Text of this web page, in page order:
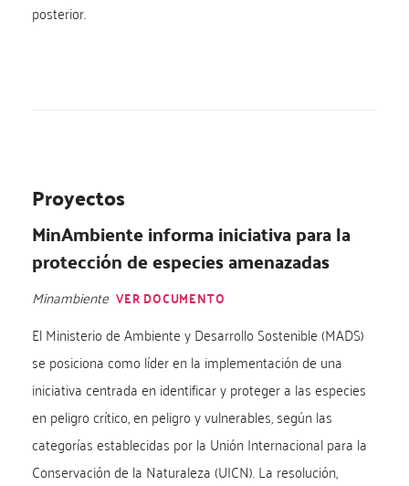
posterior.
Proyectos
MinAmbiente informa iniciativa para la
protección de especies amenazadas
Minambiente VER DOCUMENTO
El Ministerio de Ambiente y Desarrollo Sostenible (MADS)
se posiciona como líder en la implementación de una
iniciativa centrada en identificar y proteger a las especies
en peligro crítico, en peligro y vulnerables, según las
categorías establecidas por la Unión Internacional para la
Conservación de la Naturaleza (UICN). La resolución,